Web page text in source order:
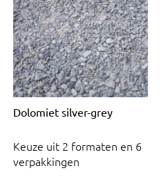
Dolomiet silver-grey
Keuze uit 2 formaten en 6
verpakkingen